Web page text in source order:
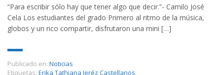
“Para escribir sólo hay que tener algo que decir.”- Camilo José
Cela Los estudiantes del grado Primero al ritmo de la música,
globos y un rico compartir, disfrutaron una mini […]
Publicado en: Noticias
Etiquetas: Erika Tathiana Jeréz Castellanos